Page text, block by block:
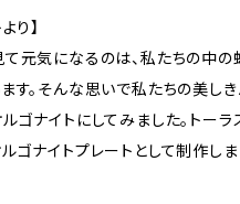
り】
元気になるのは、私たちの中の
す。そんな思いで私たちの美し
ゴナイトにしてみました。トー
ゴナイトプレートとして制作しま